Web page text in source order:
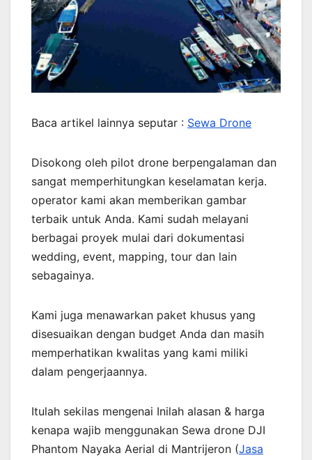
Baca artikel lainnya seputar : Sewa Drone
Disokong oleh pilot drone berpengalaman dan
sangat memperhitungkan keselamatan kerja.
operator kami akan memberikan gambar
terbaik untuk Anda. Kami sudah melayani
berbagai proyek mulai dari dokumentasi
wedding, event, mapping, tour dan lain
sebagainya.
Kami juga menawarkan paket khusus yang
disesuaikan dengan budget Anda dan masih
memperhatikan kwalitas yang kami miliki
dalam pengerjaannya.
Itulah sekilas mengenai Inilah alasan & harga
kenapa wajib menggunakan Sewa drone DJI
Phantom Nayaka Aerial di Mantrijeron (Jasa